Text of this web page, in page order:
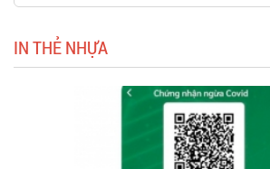
IN THẺ NHỰA